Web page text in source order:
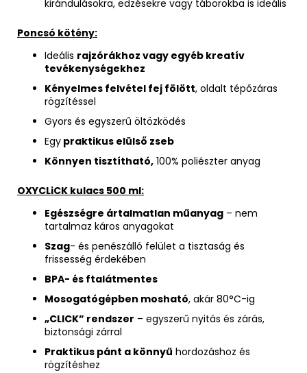
kirándulásokra, edzésekre vagy táborokba is ideális
Poncsó kötény:
Ideális rajzórákhoz vagy egyéb kreatív
tevékenységekhez
Kényelmes felvétel fej fölött, oldalt tépőzáras
rögzítéssel
Gyors és egyszerű öltözködés
Egy praktikus elülső zseb
Könnyen tisztítható, 100% poliészter anyag
OXYCLiCK kulacs 500 ml:
Egészségre ártalmatlan műanyag – nem
tartalmaz káros anyagokat
Szag- és penészálló felület a tisztaság és
frissesség érdekében
BPA- és ftalátmentes
Mosogatógépben mosható, akár 80°C-ig
„CLICK” rendszer – egyszerű nyitás és zárás,
biztonsági zárral
Praktikus pánt a könnyű hordozáshoz és
rögzítéshez